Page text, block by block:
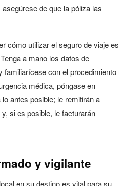
de que la póliza las
cómo utilizar el seguro de viaje es
a mano los datos de
familiarícese con el procedimiento
médica, póngase en
antes posible; le remitirán a
si es posible, le facturarán
y vigilante
en su destino es vital para su